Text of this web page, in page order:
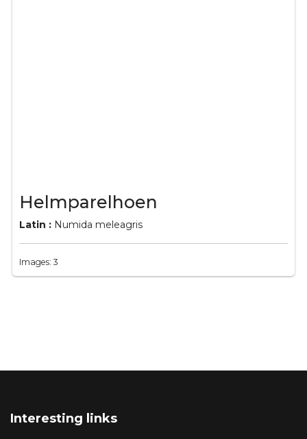
Helmparelhoen
Latin : Numida meleagris
Images: 3
Interesting links